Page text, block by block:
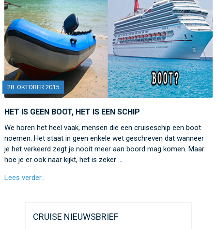
28. OKTOBER 2015
HET IS GEEN BOOT, HET IS EEN SCHIP
We horen het heel vaak, mensen die een cruiseschip een boot
noemen. Het staat in geen enkele wet geschreven dat wanneer
je het verkeerd zegt je nooit meer aan boord mag komen. Maar
hoe je er ook naar kijkt, het is zeker …
Lees verder..
CRUISE NIEUWSBRIEF